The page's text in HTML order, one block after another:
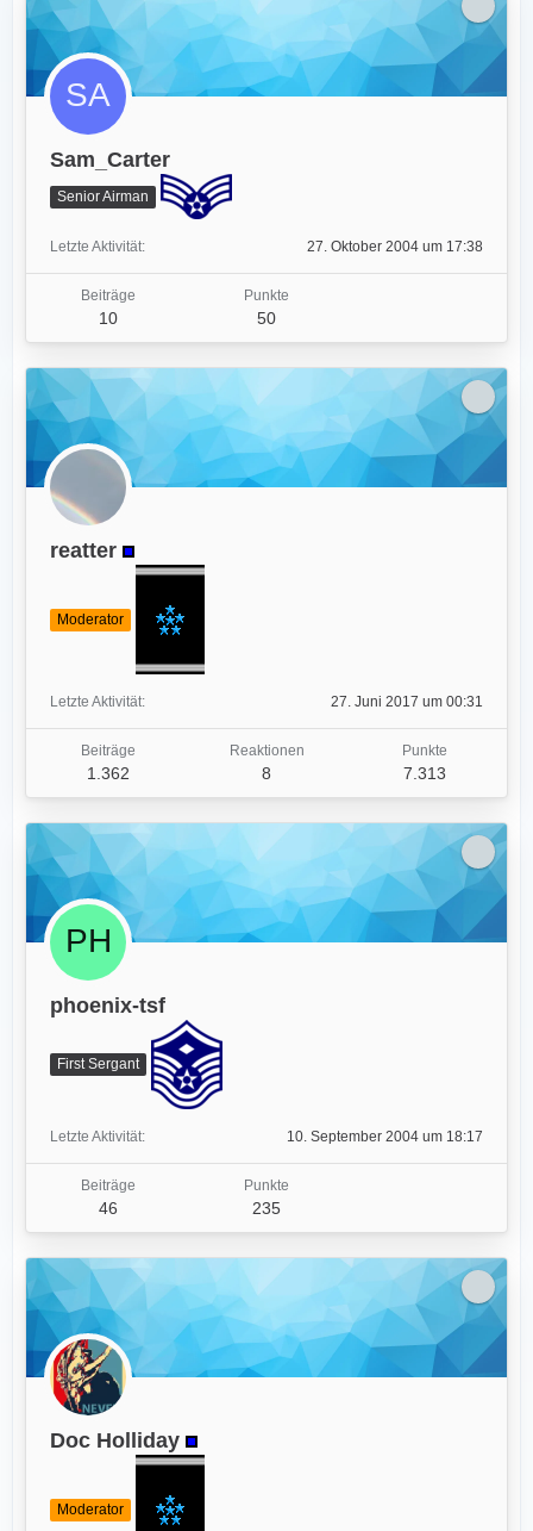
Sam_Carter
Senior Airman
Letzte Aktivität 27. Oktober 2004 um 17:38
Beiträge
10
Punkte
50
reatter
Moderator
Letzte Aktivität 27. Juni 2017 um 00:31
Beiträge
1.362
Reaktionen
8
Punkte
7.313
phoenix-tsf
First Sergant
Letzte Aktivität 10. September 2004 um 18:17
Beiträge
46
Punkte
235
Doc Holliday
Moderator